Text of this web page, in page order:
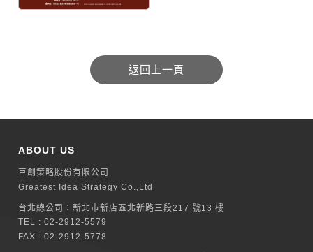
ABOUT US
巨創策略股份有限公司
Greatest Idea Strategy Co.,Ltd
台北總公司：新北巿新店區北新路三段217 號13 樓
TEL :02-2912-5579
FAX : 02-2912-5778